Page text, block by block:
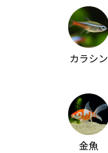
カラシン
金魚